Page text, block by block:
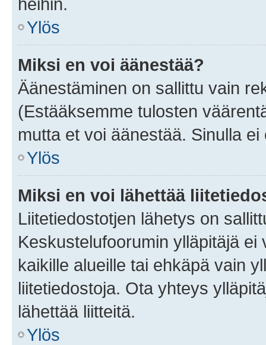
Ylös
Miksi en voi äänestää?
Äänestäminen on sallittu vain
(Estääksemme tulosten
mutta et voi äänestää. Sinulla
Ylös
Miksi en voi lähettää
Liitetiedostotjen lähetys on
Keskustelufoorumin ylläpitäjä
kaikille alueille tai ehkäpä vain
liitetiedostoja. Ota yhteys
lähettää liitteitä.
Ylös